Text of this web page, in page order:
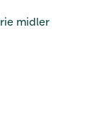
midler